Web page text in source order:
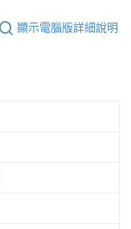
顯示電腦版詳細說明